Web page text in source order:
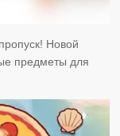
Новой
предметы для